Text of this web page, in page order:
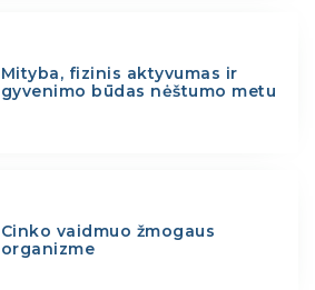
Mityba, fizinis aktyvumas ir
gyvenimo būdas nėštumo metu
Cinko vaidmuo žmogaus
organizme